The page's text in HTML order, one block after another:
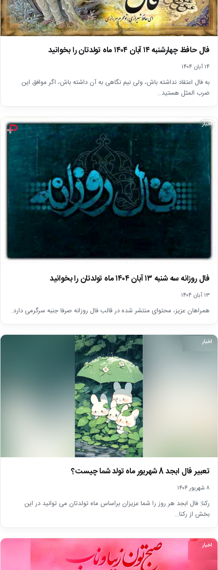
فال حافظ چهارشنبه ۱۴ آبان ۱۴۰۴ ماه تولدتان را بخوانید
۱۴ آبان ۱۴۰۴
به فال اعتقاد نداشته باش، ولی نیم نگاهی به آن داشته باش، اگر موافق این
ضرب المثل هستید…
اخبار
فال روزانه سه شنبه ۱۳ آبان ۱۴۰۴ ماه تولدتان را بخوانید
۱۳ آبان ۱۴۰۴
همراهان عزیز، محتوای منتشر شده در قالب فال روزانه صرفا جنبه سرگرمی دارد.
اخبار
تعبیر فال ابجد 8 شهریور ماه تولد شما چیست؟
۸ شهریور ۱۴۰۴
رکنا: فال ابجد هر روز را شما عزیزان براساس ماه تولدتان می توانید در این
بخش از رکنا…
اخبار